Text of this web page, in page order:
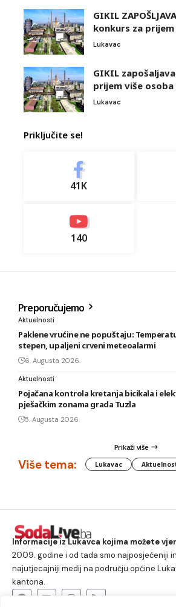
GIKIL
konkurs za
Lukavac
GIKIL
prijem više
Lukavac
Priključite se!
41K
140
Preporučujemo
Aktuelnosti
Paklene vrućine ne popuštaju:
stepen, upaljeni crveni meteoalarmi
6. Augusta 2026.
Aktuelnosti
Pojačana kontrola kretanja bicikala i
pješačkim zonama grada Tuzla
5. Augusta 2026.
Prikaži više
Više tema: Lukavac
Informacije iz Lukavca kojima možete
2009. godine i od tada smo najposjećeniji
najutjecajniji medij na području općine
kantona.